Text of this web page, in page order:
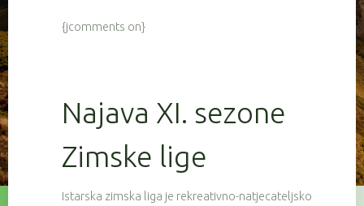
{jcomments on}
Najava XI. sezone
Zimske lige
Istarska zimska liga je rekreativno-natjecateljsko